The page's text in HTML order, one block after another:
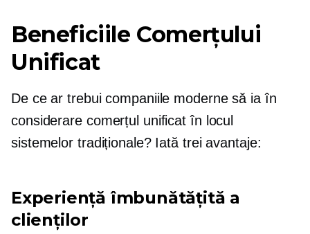
Beneficiile Comerțului
Unificat
De ce ar trebui companiile moderne să ia în
considerare comerțul unificat în locul
sistemelor tradiționale? Iată trei avantaje:
Experiență îmbunătățită a
clienților